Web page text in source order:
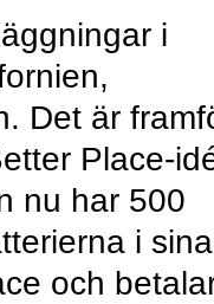
i
Det är
Place-
nu har 500
i sina
och